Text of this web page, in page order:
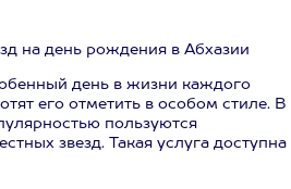
на день рождения в Абхазии
день в жизни каждого
его отметить в особом стиле. В
пользуются
звезд. Такая услуга доступна